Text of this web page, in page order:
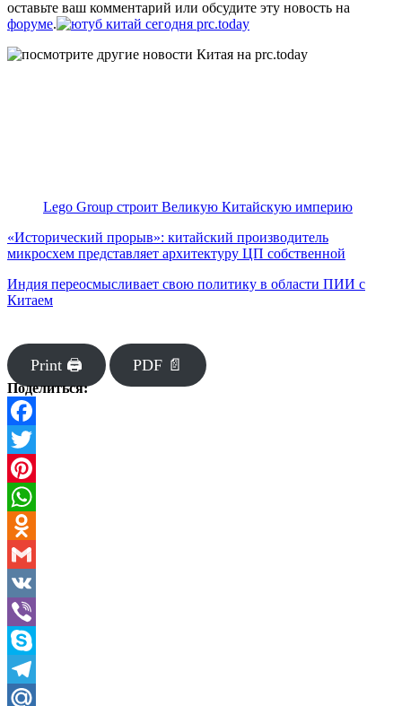
оставьте ваш комментарий или обсудите эту новость на
форуме.
Lego Group строит Великую Китайскую империю
«Исторический прорыв»: китайский производитель
микросхем представляет архитектуру ЦП собственной
Индия переосмысливает свою политику в области ПИИ с
Китаем
Print 🖨 PDF 📄
Поделиться:
Facebook
Twitter
Pinterest
WhatsApp
Odnoklassniki
Gmail
VK
Viber
Skype
Telegram